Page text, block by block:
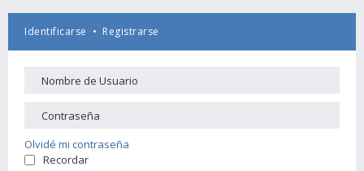
Identificarse • Registrarse
Olvidé mi contraseña
Recordar